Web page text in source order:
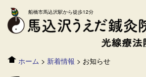
船橋市馬込沢駅から徒歩12分
ホーム > 新着情報 > お知らせ